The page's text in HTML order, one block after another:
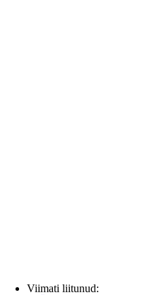
Viimati liitunud: